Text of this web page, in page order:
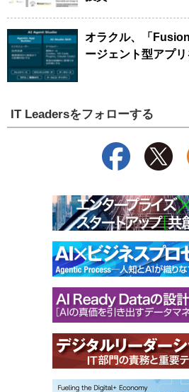
オラクル、「
ージェント型アプ
IT Leadersをフォローする